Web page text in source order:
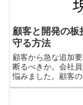
顧客と開発の板
守る方法
顧客から急な追加
断るべきか。会社
悩みました。顧客
悪くなるかもしれ